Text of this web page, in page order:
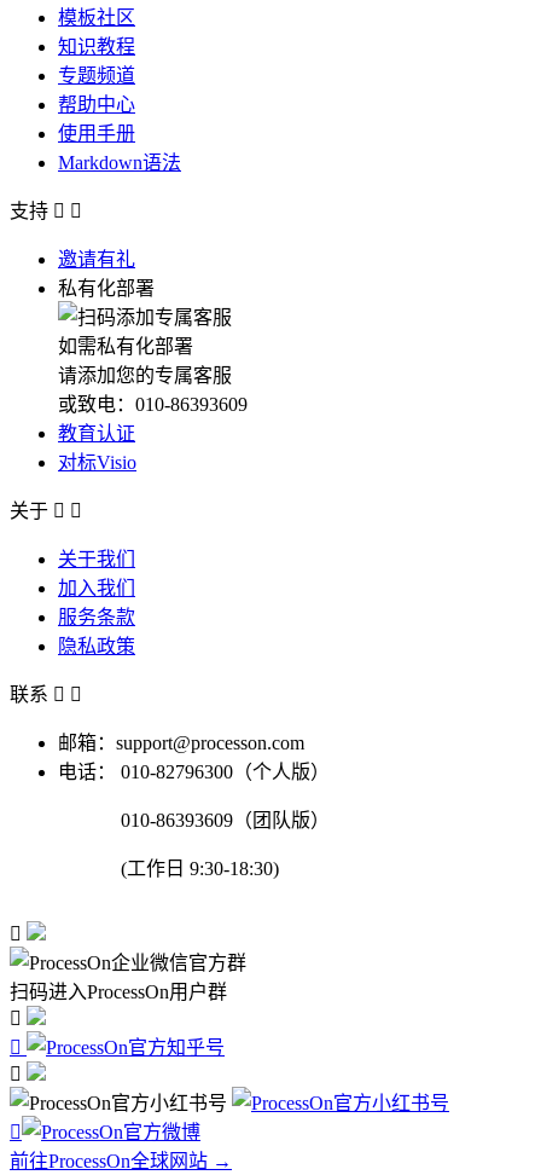
模板社区
知识教程
专题频道
帮助中心
使用手册
Markdown语法
支持  
邀请有礼
私有化部署
如需私有化部署
请添加您的专属客服
或致电：010-86393609
教育认证
对标Visio
关于  
关于我们
加入我们
服务条款
隐私政策
联系  
邮箱：support@processon.com
电话：
010-82796300（个人版）
010-86393609（团队版）
(工作日 9:30-18:30)

扫码进入ProcessOn用户群




前往ProcessOn全球网站 →